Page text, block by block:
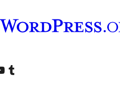
besuchen
Konto besuchen
YouTube-Kanal besuchen
Unser Tumblr-Konto besuchen